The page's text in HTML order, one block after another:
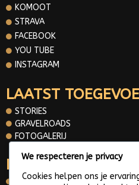
KOMOOT
STRAVA
FACEBOOK
YOU TUBE
INSTAGRAM
LAATST
STORIES
GRAVELROADS
FOTOGALERIJ
INFORMATIE
OVER MIJ
We respecteren je privacy
Cookies helpen ons je